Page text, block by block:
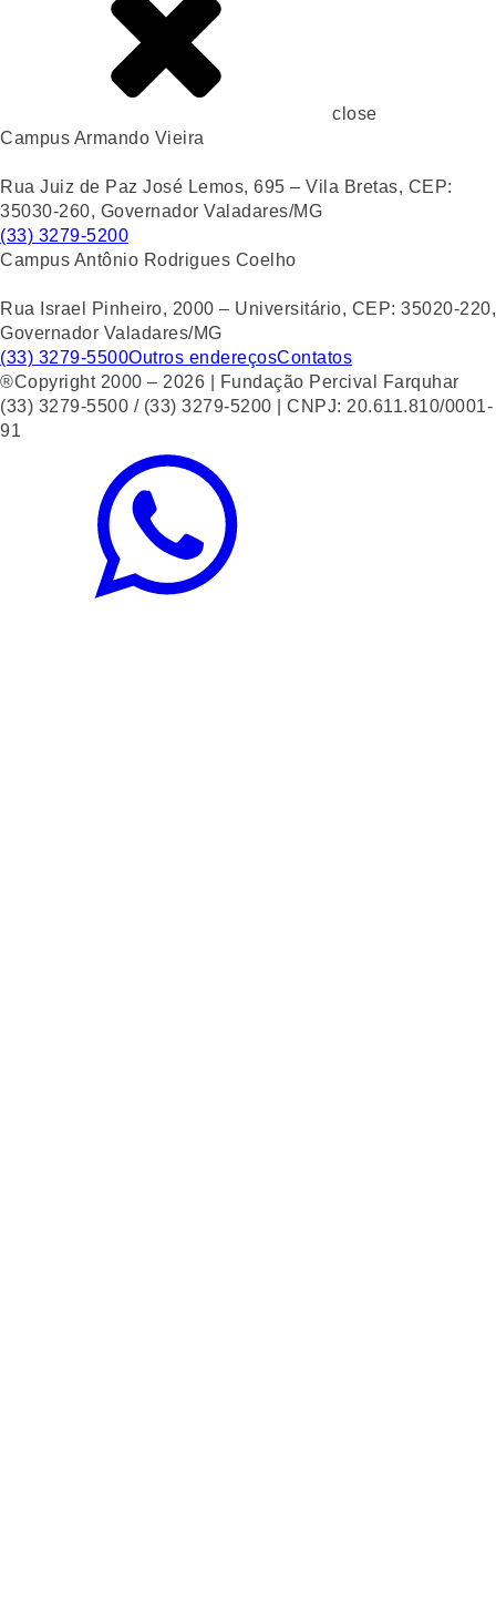
close
Campus Armando Vieira
Rua Juiz de Paz José Lemos, 695 – Vila Bretas, CEP:
35030-260, Governador Valadares/MG
(33) 3279-5200
Campus Antônio Rodrigues Coelho
Rua Israel Pinheiro, 2000 – Universitário, CEP: 35020-220,
Governador Valadares/MG
(33) 3279-5500Outros endereçosContatos
®Copyright 2000 – 2026 | Fundação Percival Farquhar
(33) 3279-5500 / (33) 3279-5200 | CNPJ: 20.611.810/0001-
91